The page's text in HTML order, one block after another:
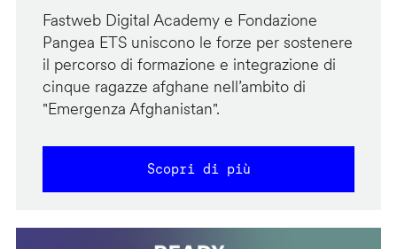
Fastweb Digital Academy e Fondazione
Pangea ETS uniscono le forze per sostenere
il percorso di formazione e integrazione di
cinque ragazze afghane nell’ambito di
"Emergenza Afghanistan".
Scopri di più